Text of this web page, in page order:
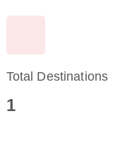
Total Destinations
1